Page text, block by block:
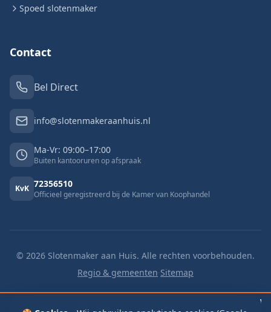
Spoed slotenmaker
Contact
Bel Direct
info@slotenmakeraanhuis.nl
Ma-Vr: 09:00–17:00
Buiten kantooruren op afspraak
KvK 72356510
Officieel geregistreerd bij de Kamer van Koophandel
© 2026 Slotenmaker aan Huis. Alle rechten voorbehouden.
Regio & gemeenten·Sitemap